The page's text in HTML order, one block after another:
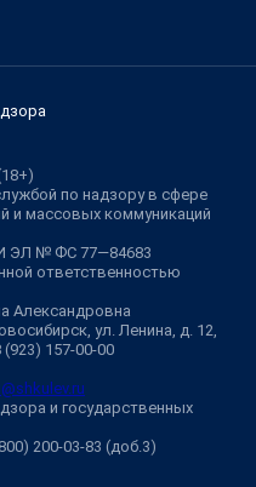
по надзору в сфере
и массовых коммуникаций
ЭЛ № ФС 77—84683
ответственностью
Александровна
ул. Ленина, д. 12,
157-00-00
и государственных
200-03-83 (доб.3)